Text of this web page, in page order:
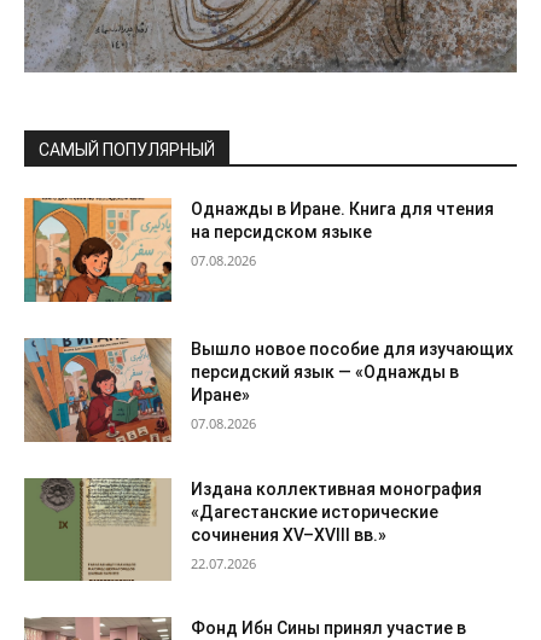
САМЫЙ ПОПУЛЯРНЫЙ
Однажды в Иране. Книга для чтения
на персидском языке
07.08.2026
Вышло новое пособие для изучающих
персидский язык — «Однажды в
Иране»
07.08.2026
Издана коллективная монография
«Дагестанские исторические
сочинения XV–XVIII вв.»
22.07.2026
Фонд Ибн Сины принял участие в